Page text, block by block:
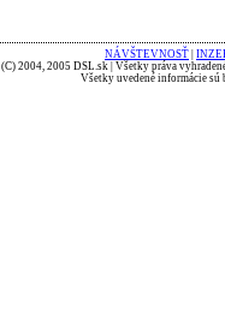
NÁVŠTEVNOSŤ
(C) 2004, 2005 DSL.sk | Všetky práva
Všetky uvedené informácie sú